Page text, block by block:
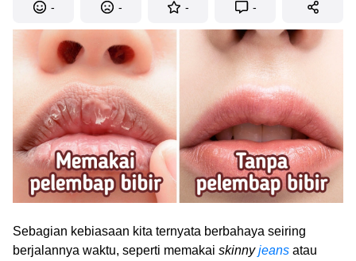
- - - -
Sebagian kebiasaan kita ternyata berbahaya seiring
berjalannya waktu, seperti memakai skinnyjeans atau